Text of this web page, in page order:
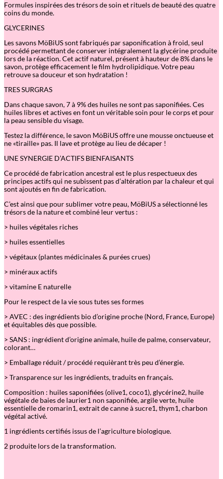
a
g
e
s
s
e
n
r
o
r
i
l
s
S
c
r
t
’
A
l
e
p
–
V
a
g
&
o
p
Formules inspirées des trésors de soin et rituels de beauté des quatre
coins du monde.
GLYCERINES
Les savons MöBiUS sont fabriqués par saponification à froid, seul
procédé permettant de conserver intégralement la glycérine produite
lors de la réaction. Cet actif naturel, présent à hauteur de 8% dans le
savon, protège efficacement le film hydrolipidique. Votre peau
retrouve sa douceur et son hydratation !
TRES SURGRAS
Dans chaque savon, 7 à 9% des huiles ne sont pas saponifiées. Ces
huiles libres et actives en font un véritable soin pour le corps et pour
la peau sensible du visage.
Testez la différence, le savon MöBiUS offre une mousse onctueuse et
ne «tiraille» pas. Il lave et protège au lieu de décaper !
UNE SYNERGIE D’ACTIFS BIENFAISANTS
Ce procédé de fabrication ancestral est le plus respectueux des
principes actifs qui ne subissent pas d’altération par la chaleur et qui
sont ajoutés en fin de fabrication.
C’est ainsi que pour sublimer votre peau, MöBiUS a sélectionné les
trésors de la nature et combiné leur vertus :
> huiles végétales riches
> huiles essentielles
> végétaux (plantes médicinales & purées crues)
> minéraux actifs
> vitamine E naturelle
Pour le respect de la vie sous tutes ses formes
> AVEC : des ingrédients bio d’origine proche (Nord, France, Europe)
et équitables dès que possible.
> SANS : ingrédient d’origine animale, huile de palme, conservateur,
colorant…
> Emballage réduit / procédé requièrant très peu d’énergie.
> Transparence sur les ingrédients, traduits en français.
Composition : huiles saponifiées (olive1, coco1), glycérine2, huile
végétale de baies de laurier1 non saponifiée, argile verte, huile
essentielle de romarin1, extrait de canne à sucre1, thym1, charbon
végétal activé.
1 ingrédients certifiés issus de l’agriculture biologique.
2 produite lors de la transformation.